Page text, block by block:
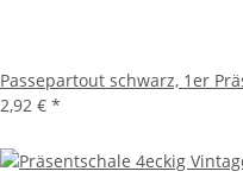
Passepartout schwarz, 1er
2,92 € *